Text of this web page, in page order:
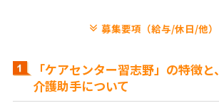
募集要項（給与/休日/他）
「ケアセンター習志野」の特徴と、
介護助手について